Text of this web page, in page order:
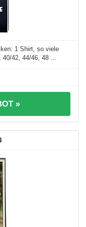
1 Shirt, so viele
42, 44/46, 48 ...
»